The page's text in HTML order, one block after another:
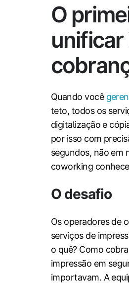
O
unificar
Quando você
teto, todos os
digitalização e
por isso com
segundos, não em
coworking
O desafio
Os operadores de
serviços de
o quê? Como
impressão em
importavam. A